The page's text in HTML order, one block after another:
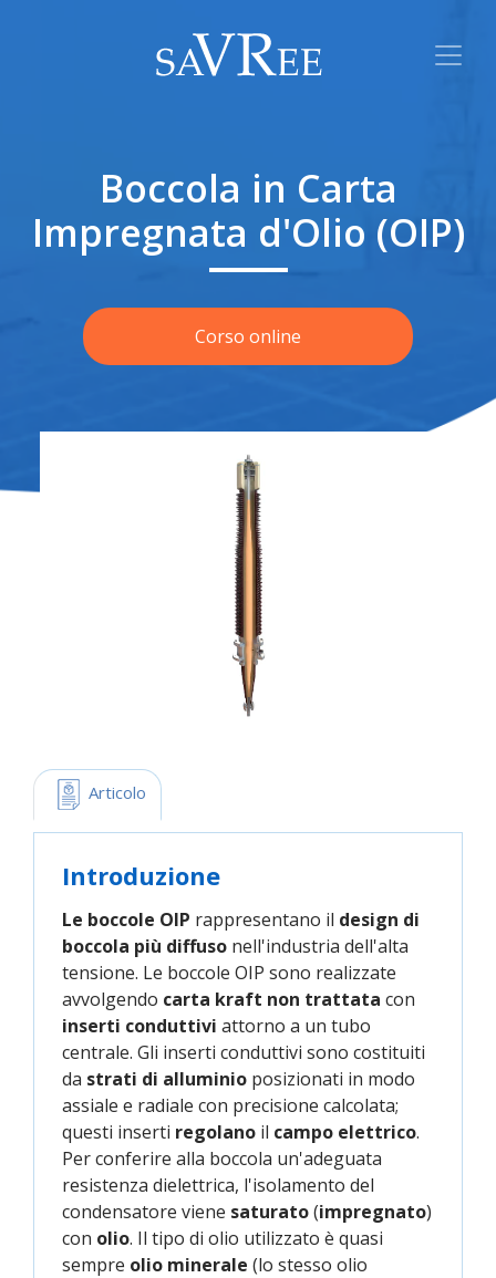
Boccola in Carta
Impregnata d'Olio (OIP)
Corso online
Articolo
Introduzione
Le boccole OIP rappresentano il design di
boccola più diffuso nell'industria dell'alta
tensione. Le boccole OIP sono realizzate
avvolgendo carta kraft non trattata con
inserti conduttivi attorno a un tubo
centrale. Gli inserti conduttivi sono costituiti
da strati di alluminio posizionati in modo
assiale e radiale con precisione calcolata;
questi inserti regolano il campo elettrico.
Per conferire alla boccola un'adeguata
resistenza dielettrica, l'isolamento del
condensatore viene saturato(impregnato)
con olio. Il tipo di olio utilizzato è quasi
sempre olio minerale (lo stesso olio